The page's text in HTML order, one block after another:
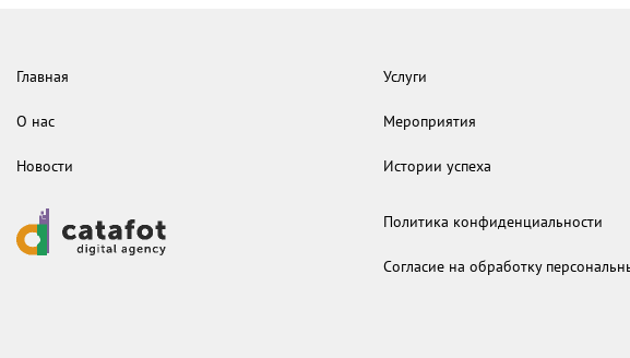
Главная
О нас
Новости
Услуги
Мероприятия
Истории успеха
Политика конфиденциальности
Согласие на обработку